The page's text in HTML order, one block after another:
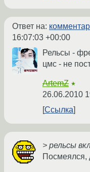
Ответ на:
16:07:03 +00:00
Рельсы -
цмс - не
ArtemZ ★
26.06.2010
Ссылка
> рельсы
Посмеялся,